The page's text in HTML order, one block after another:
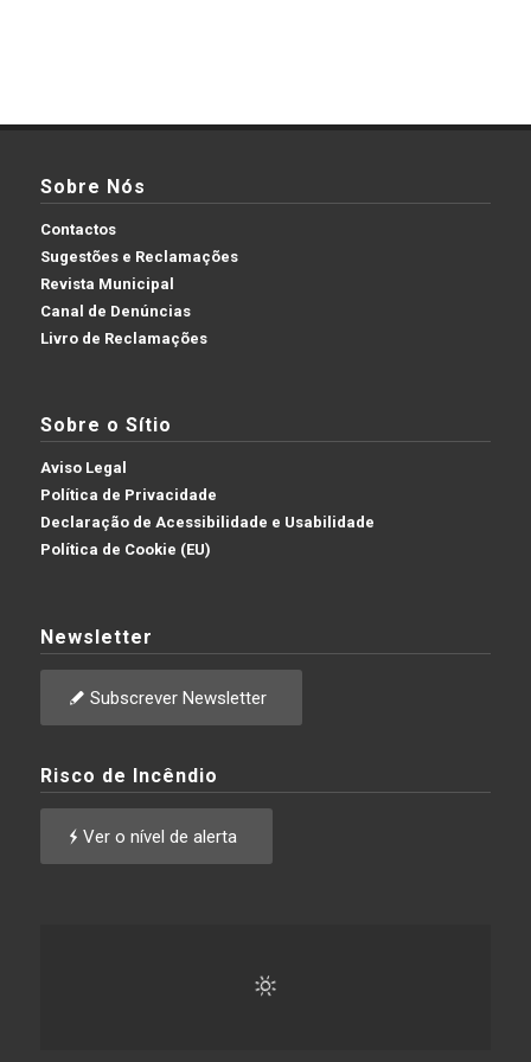
Sobre Nós
Contactos
Sugestões e Reclamações
Revista Municipal
Canal de Denúncias
Livro de Reclamações
Sobre o Sítio
Aviso Legal
Política de Privacidade
Declaração de Acessibilidade e Usabilidade
Política de Cookie (EU)
Newsletter
Subscrever Newsletter
Risco de Incêndio
Ver o nível de alerta